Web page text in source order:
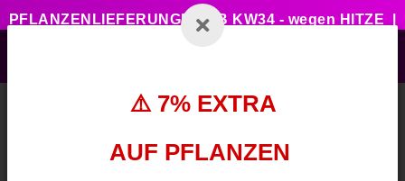
PFLANZENLIEFERUNGEN AB KW34 - wegen HITZE |
⚠️ 7% EXTRA
AUF PFLANZEN